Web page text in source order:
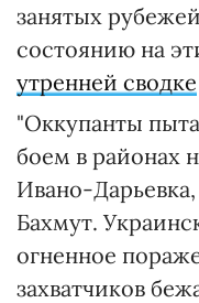
занятых
состоянию на
утренней сводке
"Оккупанты
боем в районах
Ивано-
Бахмут.
огненное
захватчиков